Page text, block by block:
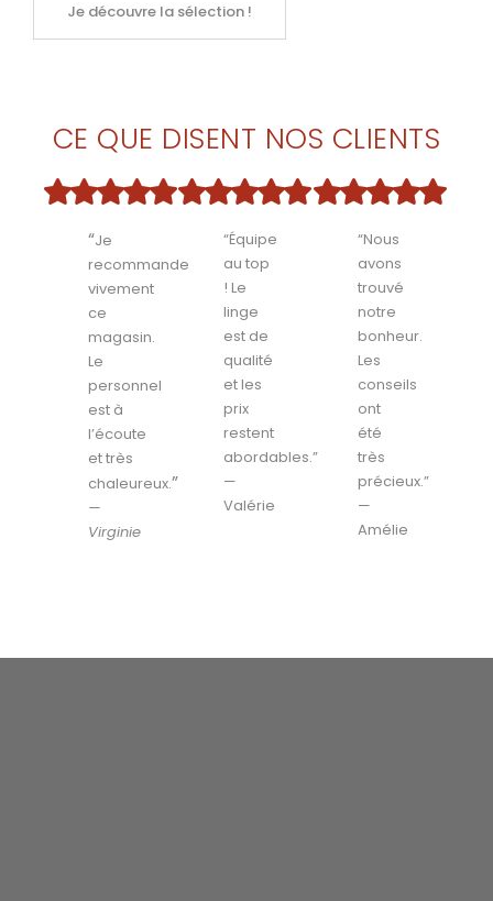
Je découvre la sélection !
CE QUE DISENT NOS CLIENTS
“Je
recommande
vivement
ce
magasin.
Le
personnel
est à
l’écoute
et très
chaleureux.”
—
Virginie
“Équipe
au top
! Le
linge
est de
qualité
et les
prix
restent
abordables.”
—
Valérie
“Nous
avons
trouvé
notre
bonheur.
Les
conseils
ont
été
très
précieux.”
—
Amélie